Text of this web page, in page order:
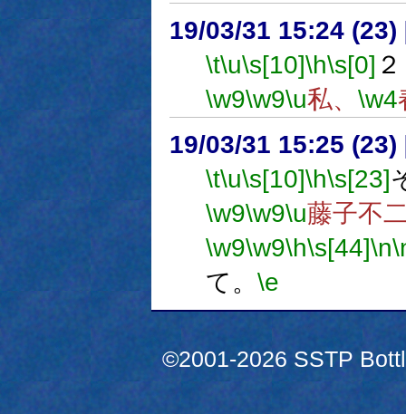
19/03/31 15:24 (23)
\t\u\s[10]\h\s[0]
\w9\w9\u私、 \w4
19/03/31 15:25 (23)
\t\u\s[10]\h\s[23]
\w9\w9\u藤子不
\w9\w9\h\s[44]\n
て。 \e
©2001-2026 SSTP